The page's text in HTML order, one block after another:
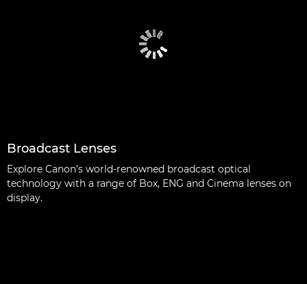
Broadcast Lenses
Explore Canon’s world-renowned broadcast optical
technology with a range of Box, ENG and Cinema lenses on
display.